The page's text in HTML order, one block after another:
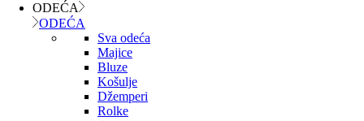
ODEĆA
ODEĆA
Sva odeća
Majice
Bluze
Košulje
Džemperi
Rolke